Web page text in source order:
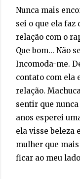
Nunca mais
sei o que ela faz
relação com o
Que bom... Não
Incomoda-me.
contato com ela
relação.
sentir que
anos esperei
ela visse beleza
mulher que
ficar ao meu